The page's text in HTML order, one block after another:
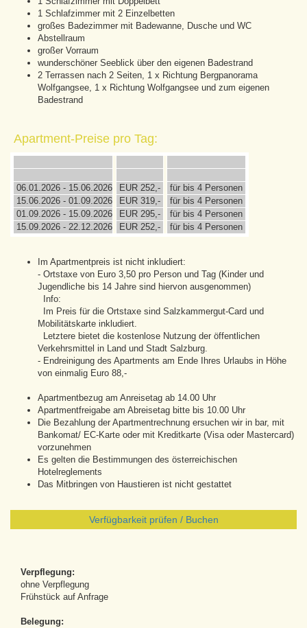
1 Schlafzimmer mit 2 Einzelbetten
großes Badezimmer mit Badewanne, Dusche und WC
Abstellraum
großer Vorraum
wunderschöner Seeblick über den eigenen Badestrand
2 Terrassen nach 2 Seiten, 1 x Richtung Bergpanorama
Wolfgangsee, 1 x Richtung Wolfgangsee und zum eigenen
Badestrand
Apartment-Preise pro Tag:
06.01.2026 - 15.06.2026 EUR 252,-
für bis 4 Personen
15.06.2026 - 01.09.2026
EUR 319,-
für bis 4 Personen
01.09.2026 - 15.09.2026
EUR 295,-
für bis 4 Personen
15.09.2026 - 22.12.2026
EUR 252,- für bis 4 Personen
Im Apartmentpreis ist nicht inkludiert:
- Ortstaxe von Euro 3,50 pro Person und Tag (Kinder und
Jugendliche bis 14 Jahre sind hiervon ausgenommen)
Info:
Im Preis für die Ortstaxe sind Salzkammergut-Card und
Mobilitätskarte inkludiert.
Letztere bietet die kostenlose Nutzung der öffentlichen
Verkehrsmittel in Land und Stadt Salzburg.
- Endreinigung des Apartments am Ende Ihres Urlaubs in Höhe
von einmalig Euro 88,-
Apartmentbezug am Anreisetag ab 14.00 Uhr
Apartmentfreigabe am Abreisetag bitte bis 10.00 Uhr
Die Bezahlung der Apartmentrechnung ersuchen wir in bar, mit
Bankomat/ EC-Karte oder mit Kreditkarte (Visa oder Mastercard)
vorzunehmen
Es gelten die Bestimmungen des österreichischen
Hotelreglements
Das Mitbringen von Haustieren ist nicht gestattet
Verfügbarkeit prüfen / Buchen
Verpflegung:
ohne Verpflegung
Frühstück auf Anfrage
Belegung: